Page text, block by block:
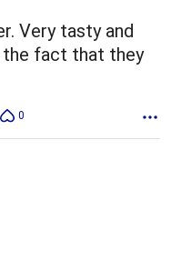
Very tasty and
the fact that they
0